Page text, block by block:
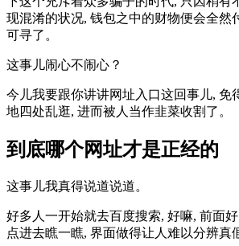
现混淆的状况, 钱包之中的财物便会全然
可寻了。
这事儿闹心不闹心？
今儿我要跟你讲讲网址入口这回事儿, 免
地四处乱逛, 进而被人当作韭菜收割了。
到底哪个网址才是正经的
这事儿我真得说道说道。
好多人一开始就去百度搜索, 好嘛, 前面
点进去瞧一瞧, 界面做得让人难以分辨真